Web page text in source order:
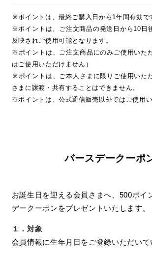
※ポイントは、最終ご購入日から1年間有効で
※ポイントは、ご注文商品の発送日から10日
反映されご使用可能となります。
※ポイントは、ご注文商品にのみご使用いた
はご使用いただけません）
※ポイントは、ご本人さまに限りご使用いた
さまに譲渡・共有することはできません。
※ポイントは、公式通信販売以外ではご使用い
バースデークーポ
お誕生日を迎える会員さまへ、500ポイ
デークーポンをプレゼントいたします。
１．対象
会員情報に生年月日をご登録いただいて